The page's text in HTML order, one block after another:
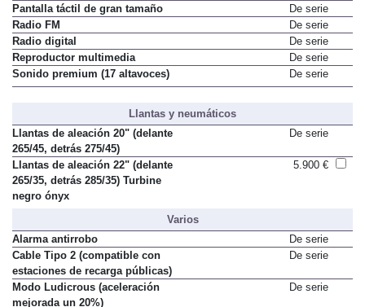
Pantalla táctil de gran tamaño
De serie
Radio FM
De serie
Radio digital
De serie
Reproductor multimedia
De serie
Sonido premium (17 altavoces)
De serie
Llantas y neumáticos
Llantas de aleación 20" (delante
265/45, detrás 275/45)
De serie
Llantas de aleación 22" (delante
265/35, detrás 285/35) Turbine
negro ónyx
5.900 €
Varios
Alarma antirrobo
De serie
Cable Tipo 2 (compatible con
estaciones de recarga públicas)
De serie
Modo Ludicrous (aceleración
mejorada un 20%)
De serie